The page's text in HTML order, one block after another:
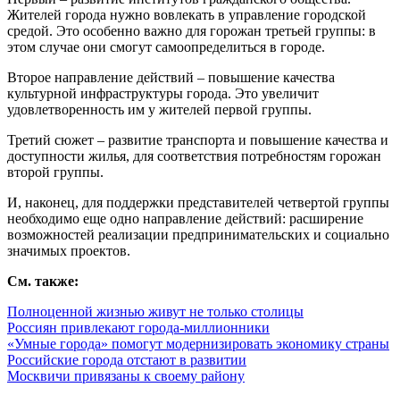
Жителей города нужно вовлекать в управление городской
средой. Это особенно важно для горожан третьей группы: в
этом случае они смогут самоопределиться в городе.
Второе направление действий – повышение качества
культурной инфраструктуры города. Это увеличит
удовлетворенность им у жителей первой группы.
Третий сюжет – развитие транспорта и повышение качества и
доступности жилья, для соответствия потребностям горожан
второй группы.
И, наконец, для поддержки представителей четвертой группы
необходимо еще одно направление действий: расширение
возможностей реализации предпринимательских и социально
значимых проектов.
См. также:
Полноценной жизнью живут не только столицы
Россиян привлекают города-миллионники
«Умные города» помогут модернизировать экономику страны
Российские города отстают в развитии
Москвичи привязаны к своему району